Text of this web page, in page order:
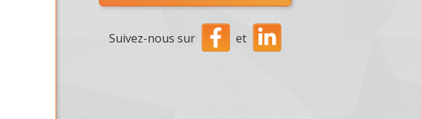
Suivez-nous sur et